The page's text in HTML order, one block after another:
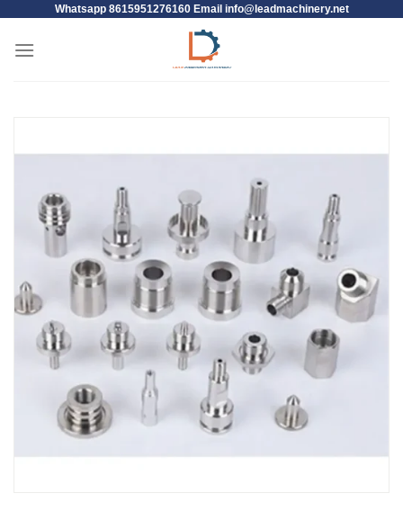
Whatsapp 8615951276160 Email info@leadmachinery.net